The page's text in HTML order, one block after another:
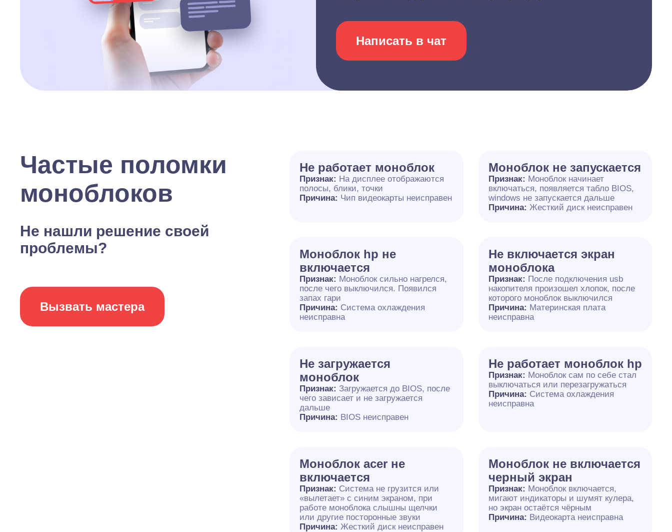
Написать в чат
Частые поломки
моноблоков
Не нашли решение своей
проблемы?
Вызвать мастера
Не работает моноблок
Признак: На дисплее отображаются
полосы, блики, точки
Причина: Чип видеокарты неисправен
Моноблок не запускается
Признак: Моноблок начинает
включаться, появляется табло BIOS,
windows не запускается дальше
Причина: Жесткий диск неисправен
Моноблок hp не
включается
Признак: Моноблок сильно нагрелся,
после чего выключился. Появился
запах гари
Причина: Система охлаждения
неисправна
Не включается экран
моноблока
Признак: После подключения usb
накопителя произошел хлопок, после
которого моноблок выключился
Причина: Материнская плата
неисправна
Не загружается
моноблок
Признак: Загружается до BIOS, после
чего зависает и не загружается
дальше
Причина: BIOS неисправен
Не работает моноблок hp
Признак: Моноблок сам по себе стал
выключаться или перезагружаться
Причина: Система охлаждения
неисправна
Моноблок acer не
включается
Признак: Система не грузится или
«вылетает» с синим экраном, при
работе моноблока слышны щелчки
или другие посторонные звуки
Причина:Жесткий диск неисправен
Моноблок не включается
черный экран
Признак: Моноблок включается,
мигают индикаторы и шумят кулера,
но экран остаётся чёрным
Причина: Видеокарта неисправна